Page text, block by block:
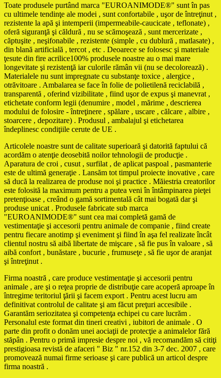
Toate produsele purtând marca "EUROANIMODE®" sunt în pas
cu ultimele tendinţe ale modei , sunt confortabile , uşor de întreţinut ,
rezistente la apă şi intemperii (impermeabile-caucicate , teflonate) ,
oferă siguranţă şi căldură , nu se scămoşează , sunt mercerizate ,
căptuşite , neşifonabile , rezistente (simple , cu dublură , matlasate) ,
din blană artificială , tercot , etc . Deoarece se folosesc şi materiale
ţesute din fire acrilice100% produsele noastre au o mai mare
longevitate şi rezistenţă iar culorile rămân vii (nu se decolorează) .
Materialele nu sunt impregnate cu substanţe toxice , alergice ,
otrăvitoare . Ambalarea se face în folie de polietilenă reciclabilă ,
transparentă , oferind vizibilitate , fiind uşor de expus şi manevrat ,
etichetate conform legii (denumire , model , mărime , descrierea
modului de folosire - întreţinere , spălare , uscare , călcare , albire ,
stoarcere , depozitare) . Produsul , ambalajul şi etichetarea
îndeplinesc condiţiile cerute de UE .
Articolele noastre sunt de calitate superioară şi datorită faptului că
acordăm o atenţie deosebită noilor tehnologii de producţie .
Aparatura de croi , cusut , surfilat , de aplicat paspoal , pasmanterie
este de ultimă generaţie . Lansăm tot timpul proiecte inovative , care
să ducă la realizarea de produse noi şi practice . Măiestria creatorilor
este folosită la maximum pentru a putea veni în întâmpinarea pieţei
pretenţioase , creând o gamă sortimentală cât mai bogată dar şi
produse unicat . Produsele fabricate sub marca
"EUROANIMODE®" sunt cea mai completă gamă de
vestimentaţie şi accesorii pentru animale de companie , fiind create
pentru fiecare anotimp şi eveniment şi fiind în aşa fel realizate încât
clientul nostru să aibă libertate de mişcare , să fie pus în valoare , să
aibă confort , bunăstare , bucurie , frumuseţe , să fie uşor de aranjat
şi întreţinut .
Firma noastră , care produce vestimentaţie şi accesorii pentru
animale , are şi o reţea proprie de distribuţie care acoperă aproape în
întregime teritoriul ţării şi facem export . Pentru acest lucru am
definitivat controlul de calitate şi am făcut preţuri accesibile .
Garantăm seriozitatea şi competenţa echipei cu care lucrăm .
Personalul este format din tineri creativi , iubitori de animale . O
parte din profit o donăm unei aociaţii de protecţie a animalelor fără
stăpân . Pentru o primă impresie despre noi , vă recomandăm să citiţi
prestigioasa revistă de afaceri " Biz " nr.152 din 3-7 dec. 2007 , care
promovează numai firme serioase şi care publică un articol despre
firma noastră .